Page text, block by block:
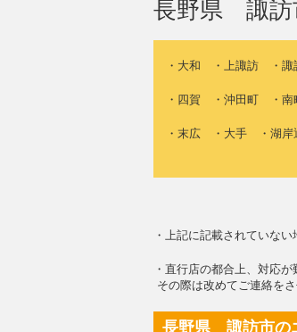
長野県 諏
・大和 ・上諏訪 ・
・四賀 ・沖田町 ・
・末広 ・大手 ・湖岸
・上記に記載されていな
・直行店の都合上、対応
その際は改めてご連絡を
長野県 諏訪市の